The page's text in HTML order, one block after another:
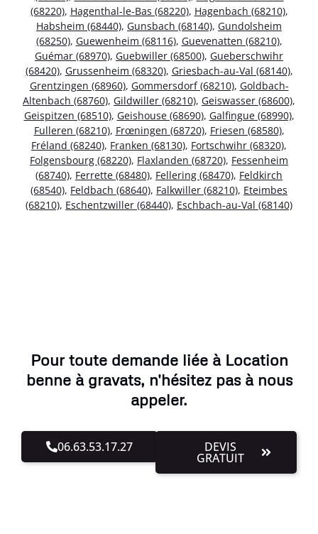
(68220), Hagenthal-le-Bas (68220), Hagenbach (68210),
Habsheim (68440), Gunsbach (68140), Gundolsheim
(68250), Guewenheim (68116), Guevenatten (68210),
Guémar (68970), Guebwiller (68500), Gueberschwihr
(68420), Grussenheim (68320), Griesbach-au-Val (68140),
Grentzingen (68960), Gommersdorf (68210), Goldbach-
Altenbach (68760), Gildwiller (68210), Geiswasser (68600),
Geispitzen (68510), Geishouse (68690), Galfingue (68990),
Fulleren (68210), Frœningen (68720), Friesen (68580),
Fréland (68240), Franken (68130), Fortschwihr (68320),
Folgensbourg (68220), Flaxlanden (68720), Fessenheim
(68740), Ferrette (68480), Fellering (68470), Feldkirch
(68540), Feldbach (68640), Falkwiller (68210), Eteimbes
(68210), Eschentzwiller (68440), Eschbach-au-Val (68140)
Pour toute demande liée à Location
benne à gravats, n'hésitez pas à nous
appeler.
06.63.53.17.27 DEVIS
GRATUIT